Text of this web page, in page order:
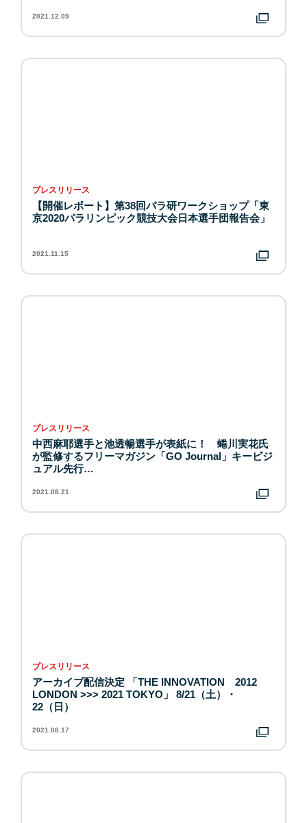
2021.12.09
プレスリリース
【開催レポート】第38回パラ研ワークショップ「東
京2020パラリンピック競技大会日本選手団報告会」
2021.11.15
プレスリリース
中西麻耶選手と池透暢選手が表紙に！ 蜷川実花氏
が監修するフリーマガジン「GO Journal」キービジ
ュアル先行…
2021.08.21
プレスリリース
アーカイブ配信決定 「THE INNOVATION 2012
LONDON >>> 2021 TOKYO」 8/21（土）・
22（日）
2021.08.17